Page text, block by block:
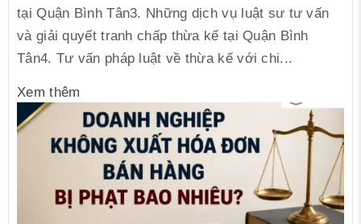
tại Quận Bình Tân3. Những dịch vụ luật sư tư vấn
và giải quyết tranh chấp thừa kế tại Quận Bình
Tân4. Tư vấn pháp luật về thừa kế với chi...
Xem thêm